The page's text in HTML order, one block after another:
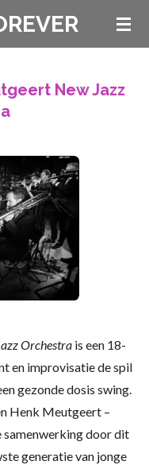
New Jazz
Orchestra is een 18-
en improvisatie de spil
gezonde dosis swing.
Henk Meutgeert –
samenwerking door dit
generatie van jonge